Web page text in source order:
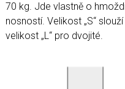
70 kg. Jde vlastně o
nosností. Velikost „S“
velikost „L“ pro dvojité.